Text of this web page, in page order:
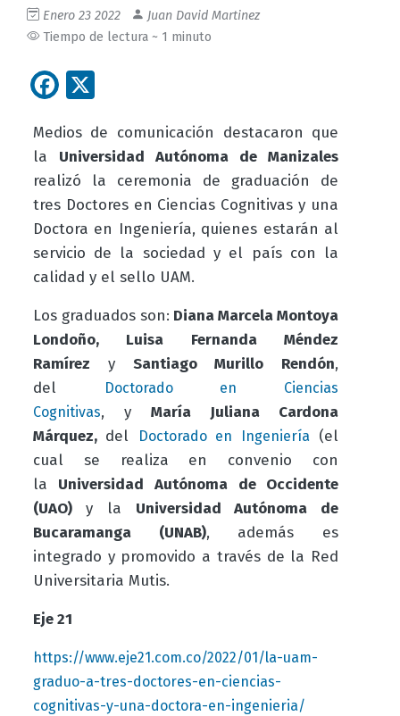
Enero 23 2022
Juan David Martinez
Tiempo de lectura ~ 1 minuto
Facebook
Medios de comunicación destacaron que
la Universidad Autónoma de Manizales
realizó la ceremonia de graduación de
tres Doctores en Ciencias Cognitivas y una
Doctora en Ingeniería, quienes estarán al
servicio de la sociedad y el país con la
calidad y el sello UAM.
Los graduados son: Diana Marcela Montoya
Londoño, Luisa Fernanda Méndez
Ramírez ySantiago Murillo Rendón,
del
Doctorado en Ciencias
Cognitivas, yMaría Juliana Cardona
Márquez, del Doctorado en Ingeniería(el
cual se realiza en convenio con
la Universidad Autónoma de Occidente
(UAO)y la Universidad Autónoma de
Bucaramanga (UNAB), además es
integrado y promovido a través de la Red
Universitaria Mutis.
Eje 21
https://www.eje21.com.co/2022/01/la-uam-
graduo-a-tres-doctores-en-ciencias-
cognitivas-y-una-doctora-en-ingenieria/